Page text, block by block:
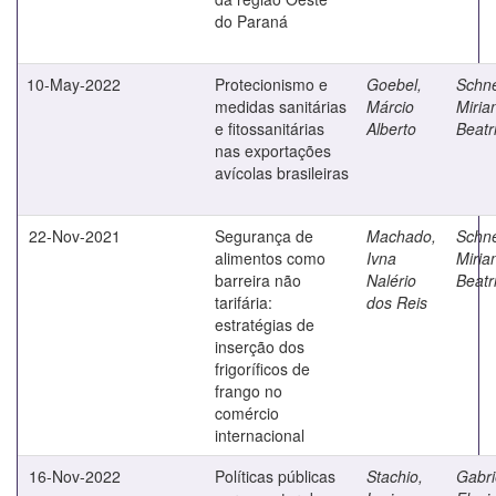
do Paraná
10-May-2022
Protecionismo e
medidas sanitárias
e fitossanitárias
nas exportações
avícolas brasileiras
Goebel,
Márcio
Alberto
22-Nov-2021
Segurança de
alimentos como
barreira não
tarifária:
estratégias de
inserção dos
frigoríficos de
frango no
comércio
internacional
Machado,
Ivna
Nalério
dos Reis
16-Nov-2022
Políticas públicas
Stachio,